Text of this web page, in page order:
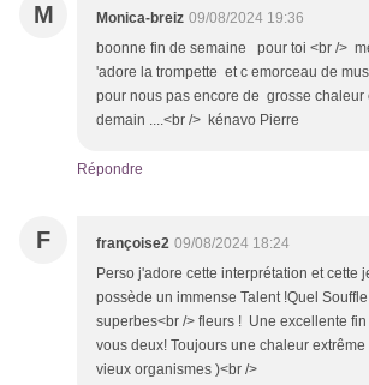
M Monica-breiz 09/08/2024 19:36
boonne fin de semaine pour toi <br />
'adore la trompette et c emorceau de
pour nous pas encore de grosse chaleur
demain ....<br /> kénavo Pierre
Répondre
F françoise2 09/08/2024 18:24
Perso j'adore cette interprétation et cette
possède un immense Talent !Quel
superbes<br /> fleurs ! Une excellente
vous deux! Toujours une chaleur
vieux organismes )<br />